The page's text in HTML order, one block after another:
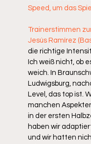
Speed, um das
Trainerstimmen
Jesús Ramírez
die richtige
Ich weiß nicht, ob
weich. In
Ludwigsburg,
Level, das top ist.
manchen
in der ersten
haben wir
und wir hatten